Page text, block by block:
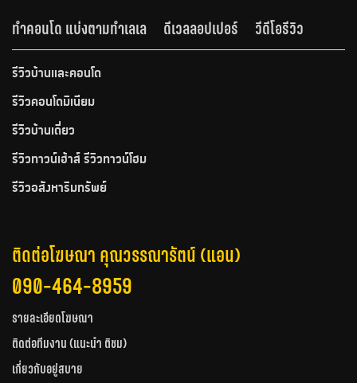
ทำคอนโด แบ่งตามทำเลเล
ดีเวลลอปเปอร์ วีดีโอรีวิว
รีวิวบ้านและคอนโด
รีวิวคอนโดมิเนียม
รีวิวบ้านเดี่ยว
รีวิวทาวน์เฮ้าส์ รีวิวทาวน์โฮม
รีวิวอสังหาริมทรัพย์
ติดต่อโฆษณา คุณวรรณารัตน์ (แอน)
090-464-8959
รายละเอียดโฆษณา
ติดต่อทีมงาน (แนะนำ ติชม)
เกี่ยวกับอยู่สบาย